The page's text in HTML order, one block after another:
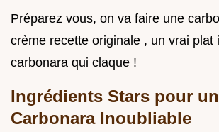
Préparez vous, on va faire une
crème recette originale , un vrai plat
carbonara qui claque !
Ingrédients Stars pour
Carbonara Inoubliable